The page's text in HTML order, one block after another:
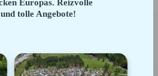
Europas. Reizvolle
tolle Angebote!